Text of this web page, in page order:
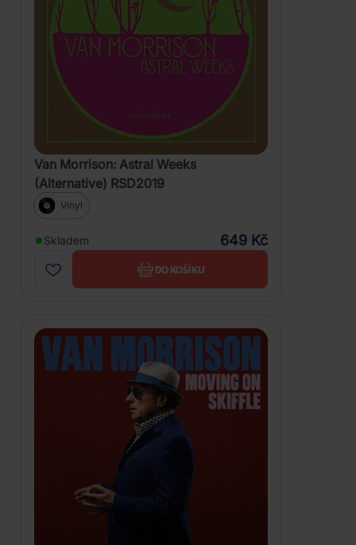
Van Morrison: Astral Weeks
(Alternative) RSD2019
Vinyl
Skladem 649 Kč
DO KOŠÍKU